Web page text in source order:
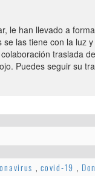
le han llevado a
las tiene con la luz
traslada
Puedes seguir su
, covid-19 ,